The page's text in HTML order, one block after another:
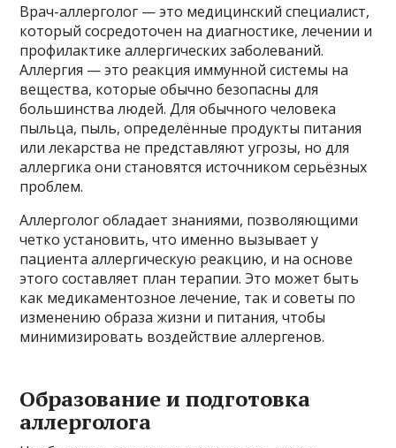
Врач-аллерголог — это медицинский специалист,
который сосредоточен на диагностике, лечении и
профилактике аллергических заболеваний.
Аллергия — это реакция иммунной системы на
вещества, которые обычно безопасны для
большинства людей. Для обычного человека
пыльца, пыль, определённые продукты питания
или лекарства не представляют угрозы, но для
аллергика они становятся источником серьёзных
проблем.
Аллерголог обладает знаниями, позволяющими
четко установить, что именно вызывает у
пациента аллергическую реакцию, и на основе
этого составляет план терапии. Это может быть
как медикаментозное лечение, так и советы по
изменению образа жизни и питания, чтобы
минимизировать воздействие аллергенов.
Образование и подготовка
аллерголога